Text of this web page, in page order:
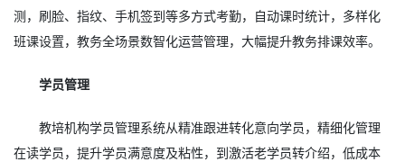
测，刷脸、指纹、手机签到等多方式考勤，自动课时统计，多样化
班课设置，教务全场景数智化运营管理，大幅提升教务排课效率。
学员管理
教培机构学员管理系统从精准跟进转化意向学员，精细化管理
在读学员，提升学员满意度及粘性，到激活老学员转介绍，低成本